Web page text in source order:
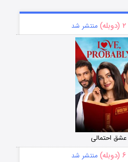
۲ (دوبله) منتشر شد
عشق احتمالی
۶ (دوبله) منتشر شد